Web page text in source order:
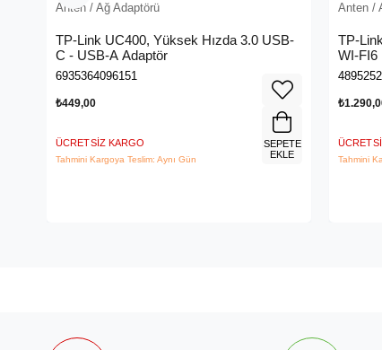
Anten / Ağ Adaptörü
TP-Link UC400, Yüksek Hızda 3.0 USB-
C - USB-A Adaptör
6935364096151
₺449,00
ÜCRETSIZ KARGO
Tahmini Kargoya Teslim: Aynı Gün
SEPETE
EKLE
Anten /
TP-
WI-FI6
Tahmini